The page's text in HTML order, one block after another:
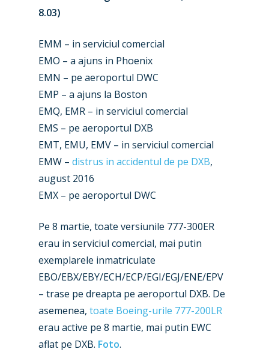
8.03)
EMM – in serviciul comercial
EMO – a ajuns in Phoenix
EMN – pe aeroportul DWC
EMP – a ajuns la Boston
EMQ, EMR – in serviciul comercial
EMS – pe aeroportul DXB
EMT, EMU, EMV – in serviciul comercial
EMW – distrus in accidentul de pe DXB,
august 2016
EMX – pe aeroportul DWC
Pe 8 martie, toate versiunile 777-300ER
erau in serviciul comercial, mai putin
exemplarele inmatriculate
EBO/EBX/EBY/ECH/ECP/EGI/EGJ/ENE/EPV
– trase pe dreapta pe aeroportul DXB. De
asemenea, toate Boeing-urile 777-200LR
erau active pe 8 martie, mai putin EWC
aflat pe DXB. Foto.
Paris 2025
Paris 2023
Paris 2019
Business Jets
Military
Trip Reports
Marketplace
Jobs